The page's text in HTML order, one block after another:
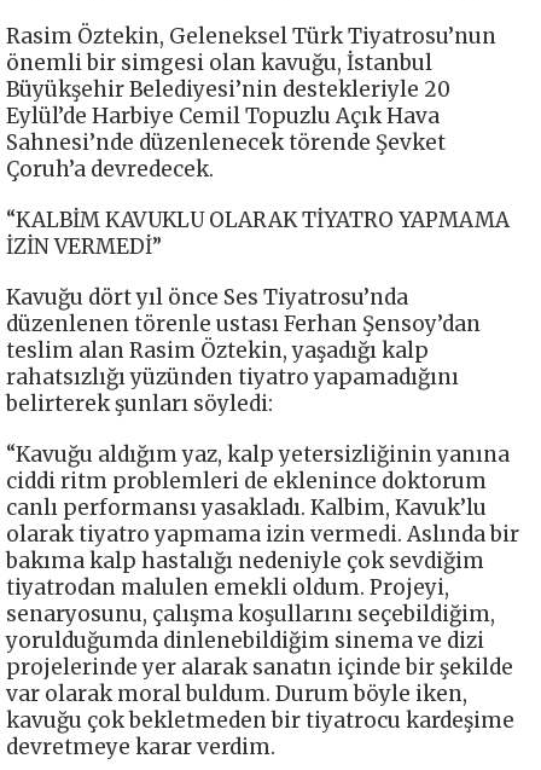
Rasim Öztekin, Geleneksel Türk Tiyatrosu’nun
önemli bir simgesi olan kavuğu, İstanbul
Büyükşehir Belediyesi’nin destekleriyle 20
Eylül’de Harbiye Cemil Topuzlu Açık Hava
Sahnesi’nde düzenlenecek törende Şevket
Çoruh’a devredecek.
“KALBİM KAVUKLU OLARAK TİYATRO YAPMAMA
İZİN VERMEDİ”
Kavuğu dört yıl önce Ses Tiyatrosu’nda
düzenlenen törenle ustası Ferhan Şensoy’dan
teslim alan Rasim Öztekin, yaşadığı kalp
rahatsızlığı yüzünden tiyatro yapamadığını
belirterek şunları söyledi:
“Kavuğu aldığım yaz, kalp yetersizliğinin yanına
ciddi ritm problemleri de eklenince doktorum
canlı performansı yasakladı. Kalbim, Kavuk’lu
olarak tiyatro yapmama izin vermedi. Aslında bir
bakıma kalp hastalığı nedeniyle çok sevdiğim
tiyatrodan malulen emekli oldum. Projeyi,
senaryosunu, çalışma koşullarını seçebildiğim,
yorulduğumda dinlenebildiğim sinema ve dizi
projelerinde yer alarak sanatın içinde bir şekilde
var olarak moral buldum. Durum böyle iken,
kavuğu çok bekletmeden bir tiyatrocu kardeşime
devretmeye karar verdim.